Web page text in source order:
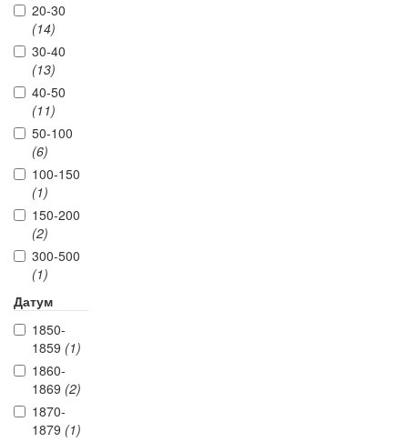
20-30
(14)
30-40
(13)
40-50
(11)
50-100
(6)
100-150
(1)
150-200
(2)
300-500
(1)
Датум
1850-
1859 (1)
1860-
1869 (2)
1870-
1879 (1)